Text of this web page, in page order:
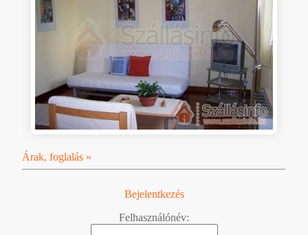
Árak, foglalás »
Bejelentkezés
Felhasználónév: